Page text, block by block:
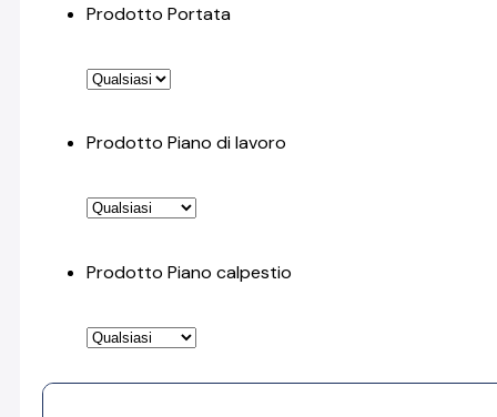
Prodotto Portata
Prodotto Piano di lavoro
Prodotto Piano calpestio